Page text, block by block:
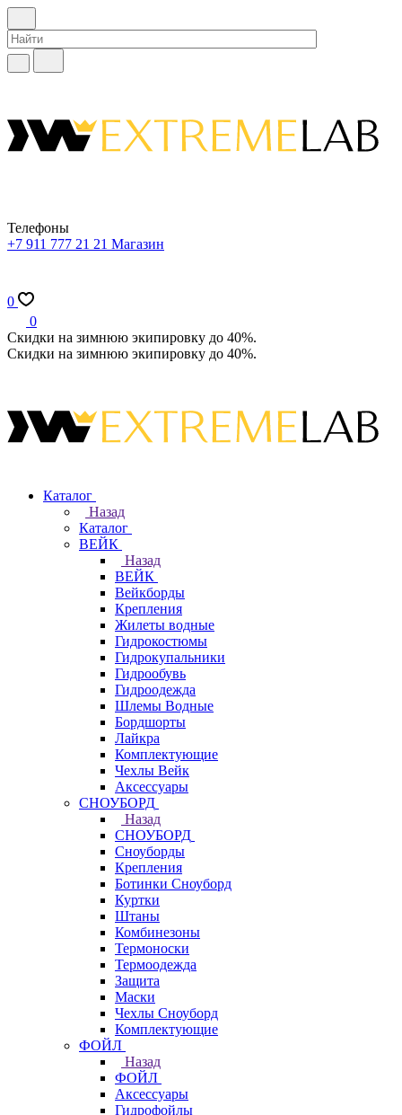
Телефоны
+7 911 777 21 21 Магазин
0
0
Скидки на зимнюю экипировку до 40%.
Скидки на зимнюю экипировку до 40%.
Каталог
Назад
Каталог
ВЕЙК
Назад
ВЕЙК
Вейкборды
Крепления
Жилеты водные
Гидрокостюмы
Гидрокупальники
Гидрообувь
Гидроодежда
Шлемы Водные
Бордшорты
Лайкра
Комплектующие
Чехлы Вейк
Аксессуары
СНОУБОРД
Назад
СНОУБОРД
Сноуборды
Крепления
Ботинки Сноуборд
Куртки
Штаны
Комбинезоны
Термоноски
Термоодежда
Защита
Маски
Чехлы Сноуборд
Комплектующие
ФОЙЛ
Назад
ФОЙЛ
Аксессуары
Гидрофойлы